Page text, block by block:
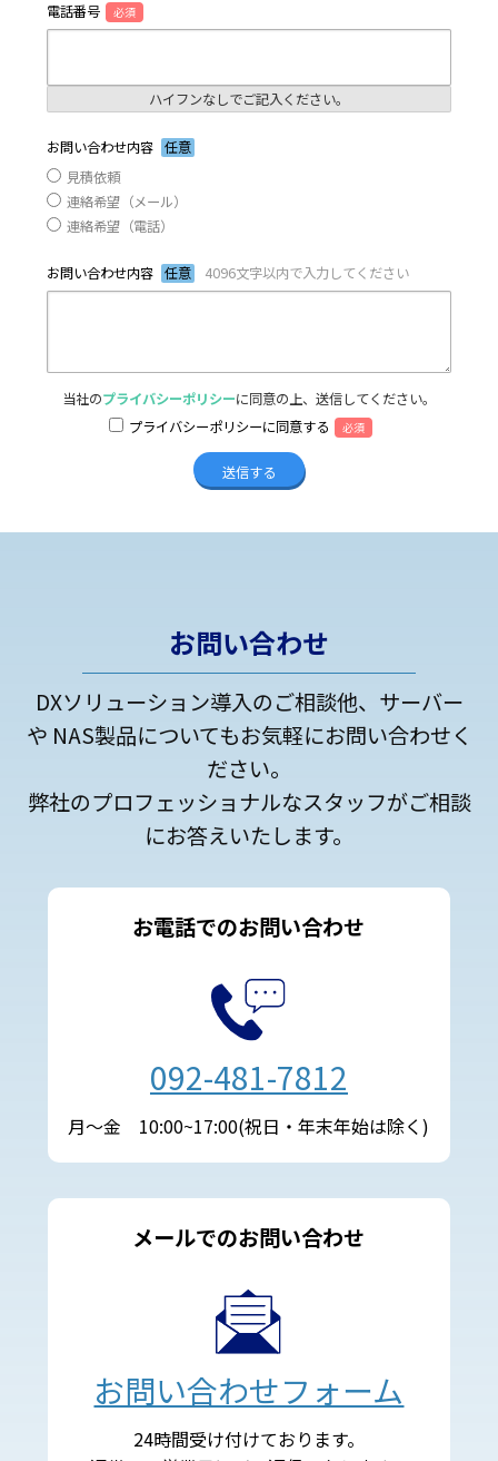
電話番号 必須
ハイフンなしでご記入ください。
お問い合わせ内容 任意
見積依頼
連絡希望（メール）
連絡希望（電話）
お問い合わせ内容 任意 4096文字以内で入力してください
当社のプライバシーポリシーに同意の上、送信してください。
プライバシーポリシーに同意する
必須
お問い合わせ
DXソリューション導入のご相談他、サーバー
や NAS製品についてもお気軽にお問い合わせく
ださい。
弊社のプロフェッショナルなスタッフがご相談
にお答えいたします。
お電話でのお問い合わせ
092-481-7812
月～金 10:00~17:00(祝日・年末年始は除く)
メールでのお問い合わせ
お問い合わせフォーム
24時間受け付けております。